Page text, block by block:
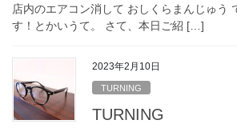
店内のエアコン消して おしくらまんじゅう
す！とかいうて。 さて、本日ご紹 […]
2023年2月10日
TURNING
TURNING